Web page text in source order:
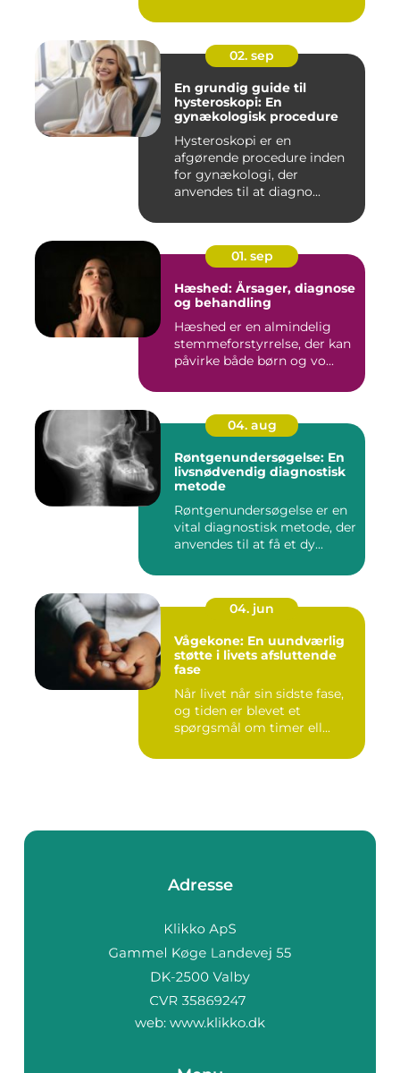
02. sep
En grundig guide til
hysteroskopi: En
gynækologisk procedure
Hysteroskopi er en
afgørende procedure inden
for gynækologi, der
anvendes til at diagno...
01. sep
Hæshed: Årsager, diagnose
og behandling
Hæshed er en almindelig
stemmeforstyrrelse, der kan
påvirke både børn og vo...
04. aug
Røntgenundersøgelse: En
livsnødvendig diagnostisk
metode
Røntgenundersøgelse er en
vital diagnostisk metode, der
anvendes til at få et dy...
04. jun
Vågekone: En uundværlig
støtte i livets afsluttende
fase
Når livet når sin sidste fase,
og tiden er blevet et
spørgsmål om timer ell...
Adresse
web: www.klikko.dk